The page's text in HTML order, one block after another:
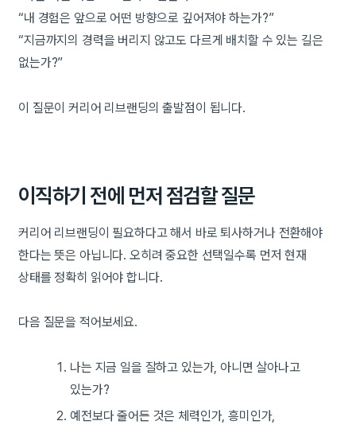
“내 경험은 앞으로 어떤 방향으로 깊어져야 하는가?”
“지금까지의 경력을 버리지 않고도 다르게 배치할 수 있는 길은
없는가?”
이 질문이 커리어 리브랜딩의 출발점이 됩니다.
이직하기 전에 먼저 점검할 질문
커리어 리브랜딩이 필요하다고 해서 바로 퇴사하거나 전환해야
한다는 뜻은 아닙니다. 오히려 중요한 선택일수록 먼저 현재
상태를 정확히 읽어야 합니다.
다음 질문을 적어보세요.
나는 지금 일을 잘하고 있는가, 아니면 살아나고
있는가?
예전보다 줄어든 것은 체력인가, 흥미인가,